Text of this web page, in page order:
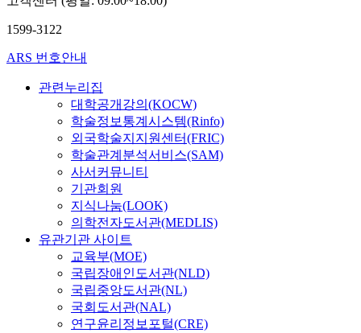
1599-3122
ARS 번호안내
관련누리집
대학공개강의(KOCW)
학술정보통계시스템(Rinfo)
외국학술지지원센터(FRIC)
학술관계분석서비스(SAM)
사서커뮤니티
기관회원
지식나눔(LOOK)
의학전자도서관(MEDLIS)
유관기관 사이트
교육부(MOE)
국립장애인도서관(NLD)
국립중앙도서관(NL)
국회도서관(NAL)
연구윤리정보포털(CRE)